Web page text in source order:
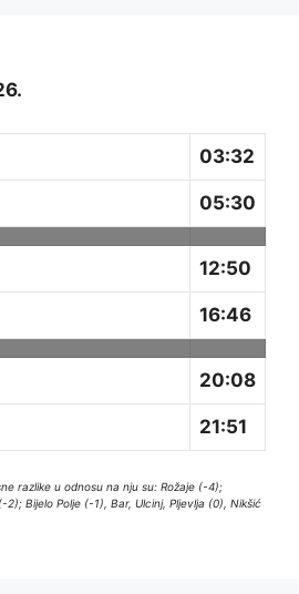
03:32
05:30
12:50
16:46
20:08
21:51
razlike u odnosu na nju su: Rožaje (-4);
2); Bijelo Polje (-1), Bar, Ulcinj, Pljevlja (0), Nikšić